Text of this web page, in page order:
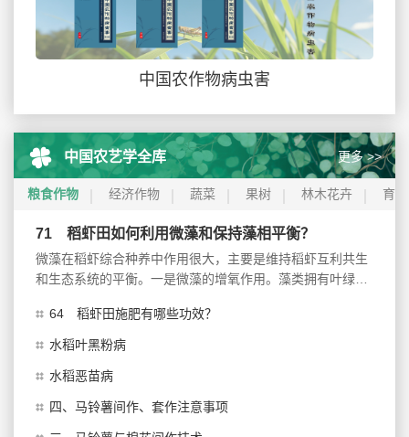
中国农作物病虫害
中国农艺学全库 更多 >>
粮食作物 经济作物 蔬菜 果树 林木花卉 育
71 稻虾田如何利用微藻和保持藻相平衡？
微藻在稻虾综合种养中作用很大，主要是维持稻虾互利共生
和生态系统的平衡。一是微藻的增氧作用。藻类拥有叶绿素
64 稻虾田施肥有哪些功效？
水稻叶黑粉病
水稻恶苗病
四、马铃薯间作、套作注意事项